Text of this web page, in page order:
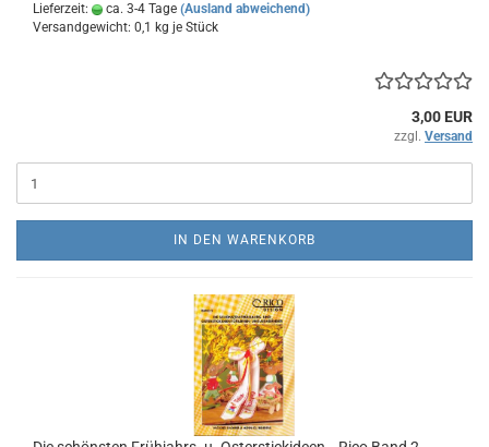
Lieferzeit: ca. 3-4 Tage (Ausland abweichend)
Versandgewicht: 0,1 kg je Stück
3,00 EUR
zzgl. Versand
IN DEN WARENKORB